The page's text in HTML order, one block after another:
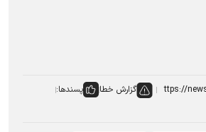
گزارش خطا
پسندها: